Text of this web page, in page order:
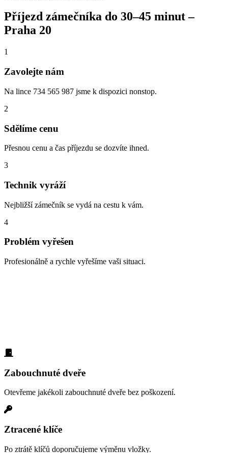
Příjezd zámečníka do 30–45 minut–
Praha 20
1
Zavolejte nám
Na lince 734 565 987 jsme k dispozici nonstop.
2
Sdělíme cenu
Přesnou cenu a čas příjezdu se dozvíte ihned.
3
Technik vyráží
Nejbližší zámečník se vydá na cestu k vám.
4
Problém vyřešen
Profesionálně a rychle vyřešíme vaši situaci.
Zabouchnuté dveře
Otevřeme jakékoli zabouchnuté dveře bez poškození.
Ztracené klíče
Po ztrátě klíčů doporučujeme výměnu vložky.